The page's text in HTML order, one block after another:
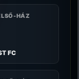
HÁZ
FC